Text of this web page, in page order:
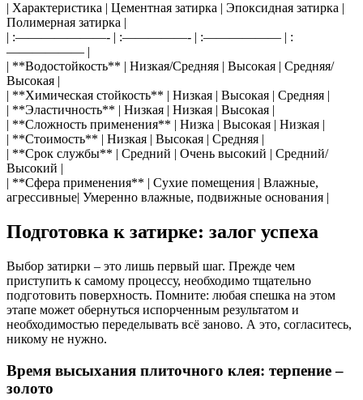
| Характеристика | Цементная затирка | Эпоксидная затирка |
Полимерная затирка |
| :———————- | :—————- | :—————— | :
—————— |
| **Водостойкость** | Низкая/Средняя | Высокая | Средняя/
Высокая |
| **Химическая стойкость** | Низкая | Высокая | Средняя |
| **Эластичность** | Низкая | Низкая | Высокая |
| **Сложность применения** | Низка | Высокая | Низкая |
| **Стоимость** | Низкая | Высокая | Средняя |
| **Срок службы** | Средний | Очень высокий | Средний/
Высокий |
| **Сфера применения** | Сухие помещения | Влажные,
агрессивные| Умеренно влажные, подвижные основания |
Подготовка к затирке: залог успеха
Выбор затирки – это лишь первый шаг. Прежде чем
приступить к самому процессу, необходимо тщательно
подготовить поверхность. Помните: любая спешка на этом
этапе может обернуться испорченным результатом и
необходимостью переделывать всё заново. А это, согласитесь,
никому не нужно.
Время высыхания плиточного клея: терпение –
золото